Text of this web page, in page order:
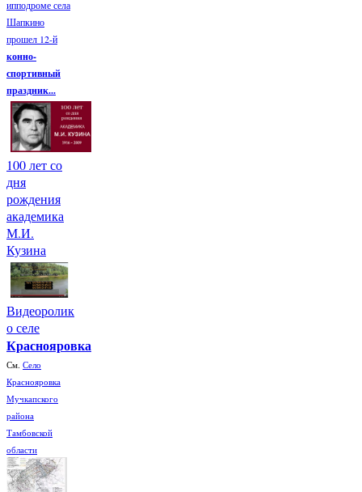
ипподроме села
Шапкино
прошел 12-й
конно-
спортивный
праздник...
100 лет со
дня
рождения
академика
М.И.
Кузина
Видеоролик
о селе
Краснояровка
См. Село
Краснояровка
Мучкапского
района
Тамбовской
области